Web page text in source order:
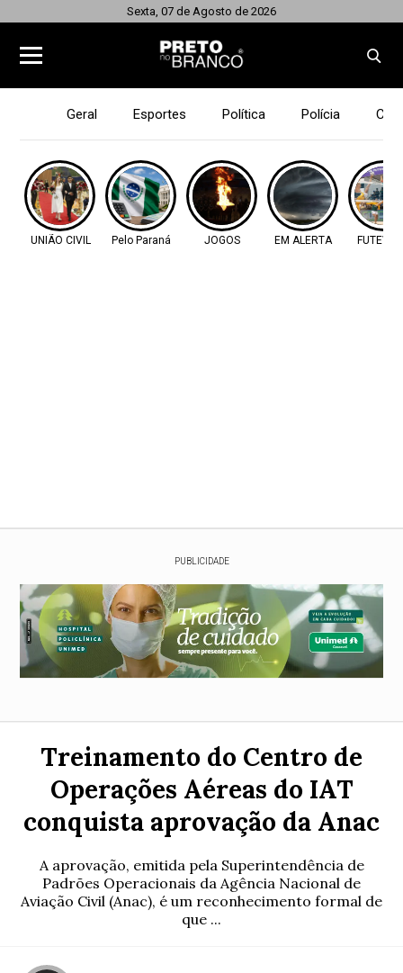
Sexta, 07 de Agosto de 2026
Geral Esportes Política Polícia
UNIÃO CIVIL Pelo Paraná JOGOS EM ALERTA
PUBLICIDADE
Treinamento do Centro de
Operações Aéreas do IAT
conquista aprovação da Anac
A aprovação, emitida pela Superintendência de
Padrões Operacionais da Agência Nacional de
Aviação Civil (Anac), é um reconhecimento formal de
que ...